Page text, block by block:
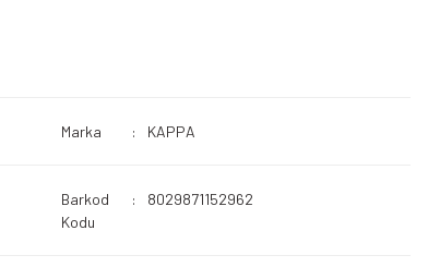
Marka KAPPA
Barkod
Kodu
8029871152962